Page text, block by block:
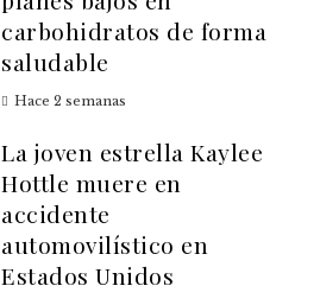
carbohidratos de forma
saludable
Hace 2 semanas
La joven estrella Kaylee
Hottle muere en
accidente
automovilístico en
Estados Unidos